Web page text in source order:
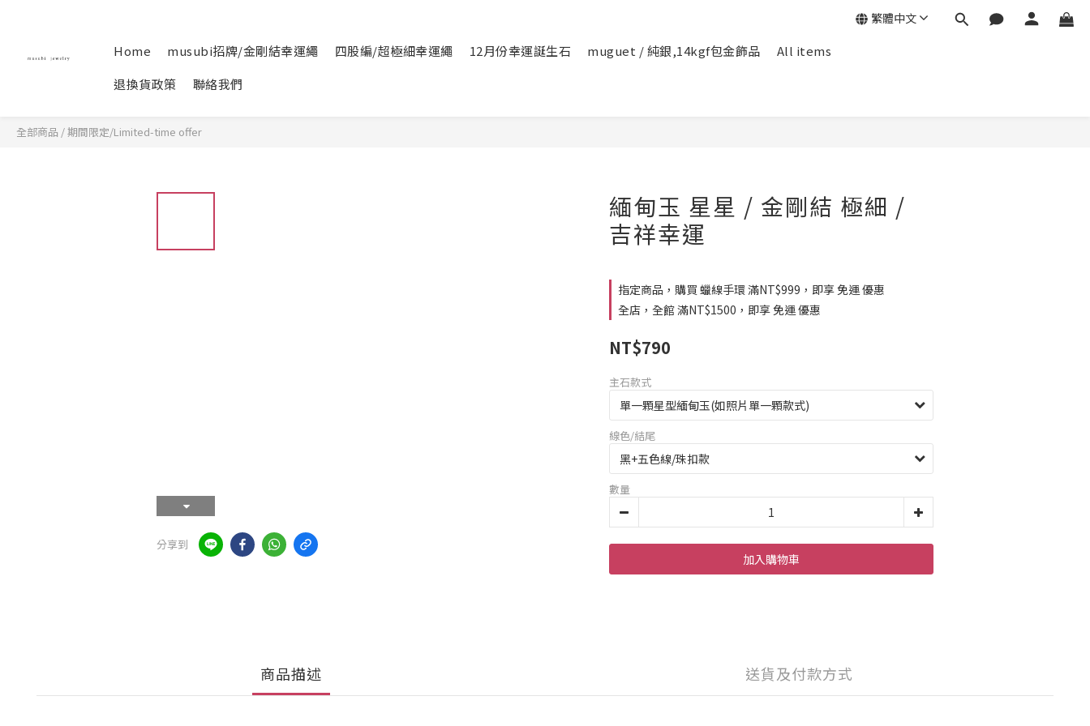
Home musubi招牌/金剛結幸運繩 四股編/超極細幸運繩 12月份幸運誕生石 muguet / 純銀,14kgf包金飾品
All items
退換貨政策
聯絡我們
繁體中文
全部商品 /期間限定/Limited-time offer
分享到
緬甸玉 星星 / 金剛結 極細 /
吉祥幸運
指定商品，購買 蠟線手環 滿NT$999，即享 免運 優惠
全店，全館 滿NT$1500，即享 免運 優惠
NT$790
主石款式
線色/結尾
數量
加入購物車
商品描述 送貨及付款方式